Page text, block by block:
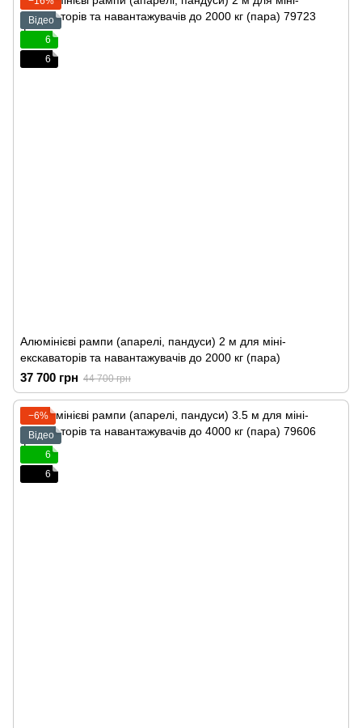
Відео
6
6
Алюмінієві рампи (апарелі, пандуси) 2 м для міні-
екскаваторів та навантажувачів до 2000 кг (пара)
37 700 грн 44 700 грн
−6%
Відео
6
6